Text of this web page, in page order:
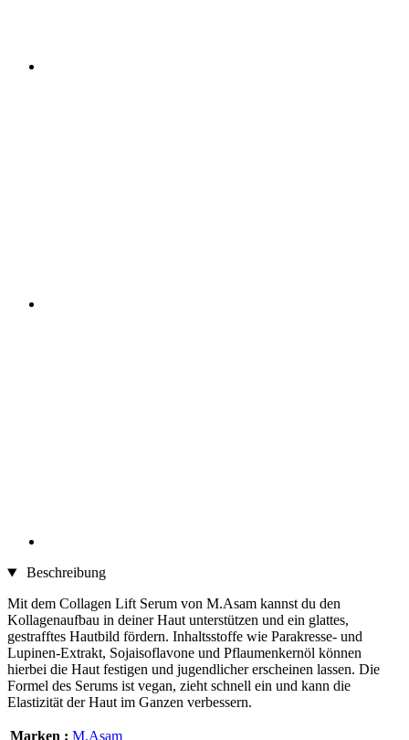
Beschreibung
Mit dem Collagen Lift Serum von M.Asam kannst du den
Kollagenaufbau in deiner Haut unterstützen und ein glattes,
gestrafftes Hautbild fördern. Inhaltsstoffe wie Parakresse- und
Lupinen-Extrakt, Sojaisoflavone und Pflaumenkernöl können
hierbei die Haut festigen und jugendlicher erscheinen lassen. Die
Formel des Serums ist vegan, zieht schnell ein und kann die
Elastizität der Haut im Ganzen verbessern.
Marken : M.Asam